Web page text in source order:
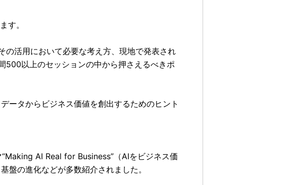
す。
活用において必要な考え方、現地で発表され
500以上のセッションの中から押さえるべきポ
ータからビジネス価値を創出するためのヒント
AI Real for Business”（AIをビジネス価
盤の進化などが多数紹介されました。